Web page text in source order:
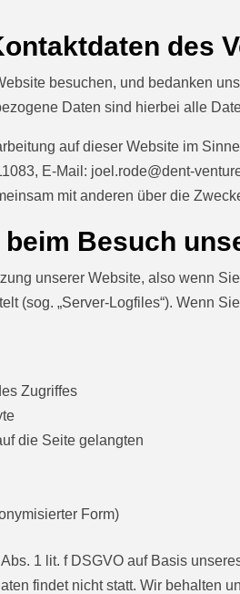
des
besuchen, und bedanken
Daten sind hierbei alle
auf dieser Website im
E-Mail: joel.rode@dent-
mit anderen über die
Besuch
unserer Website, also wenn
(sog. „Server-Logfiles“). Wenn
Zugriffes
die Seite gelangten
Form)
1 lit. f DSGVO auf Basis
findet nicht statt. Wir behalten